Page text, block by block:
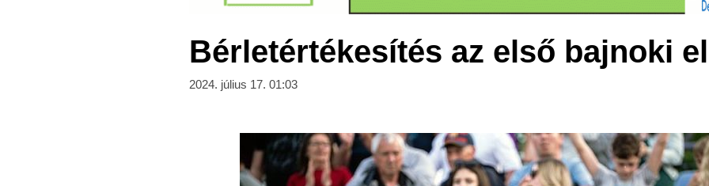
Bérletértékesítés az első bajnoki
2024. július 17. 01:03